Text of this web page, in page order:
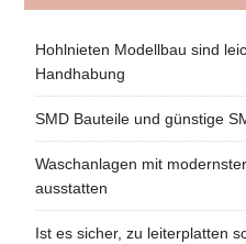
Hohlnieten Modellbau sind
Handhabung
SMD Bauteile und günstige
Waschanlagen mit
ausstatten
Ist es sicher, zu leiterplatten